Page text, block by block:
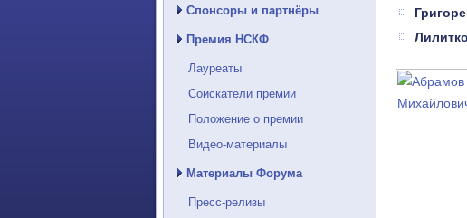
Спонсоры и партнёры
Премия НСКФ
Лауреаты
Соискатели премии
Положение о премии
Видео-материалы
Материалы Форума
Пресс-релизы
Лилитко